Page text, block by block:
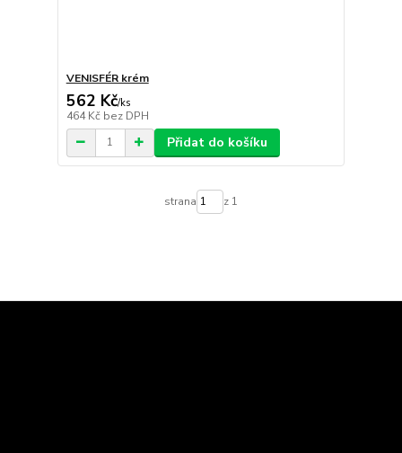
VENISFÉR krém
562 Kč/ks
464 Kč bez DPH
Přidat do košíku
strana z 1